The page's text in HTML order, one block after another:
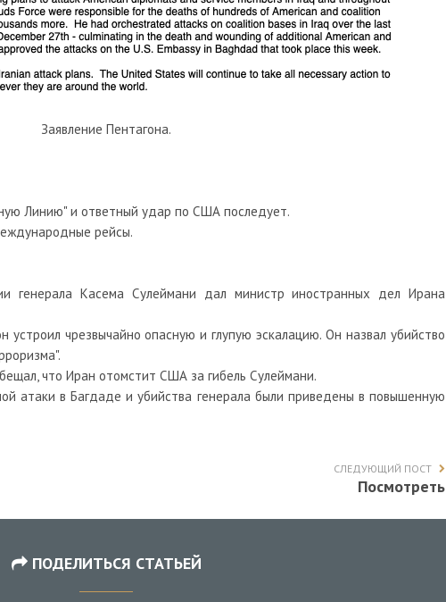
Заявление Пентагона.
Линию" и ответный удар по США последует.
рейсы.
генерала Касема Сулеймани дал министр иностранных дел Ирана
чрезвычайно опасную и глупую эскалацию. Он назвал убийство
что Иран отомстит США за гибель Сулеймани.
атаки в Багдаде и убийства генерала были приведены в повышенную
СЛЕДУЮЩИЙ ПОСТ
Посмотреть
ПОДЕЛИТЬСЯ СТАТЬЕЙ